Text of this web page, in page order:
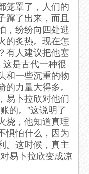
笼罩了，人们的
蹿了出来，而且
，纷纷向四处逃
的炙热。现在怎
有人建议把他塞
这是古代一种很
和一些沉重的物
力量大得多。
易卜拉欣对他们
的。”这说明了
烧，他知道真理
惧怕什么，因为
。这时候，真主
易卜拉欣变成凉